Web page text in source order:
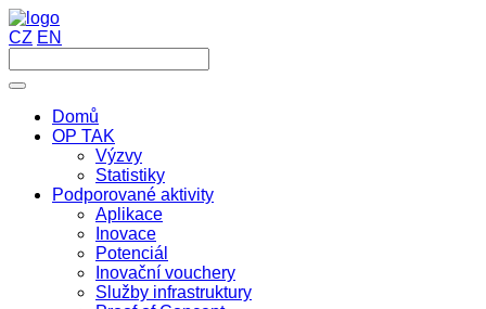
CZ EN
Domů
OP TAK
Výzvy
Statistiky
Podporované aktivity
Aplikace
Inovace
Potenciál
Inovační vouchery
Služby infrastruktury